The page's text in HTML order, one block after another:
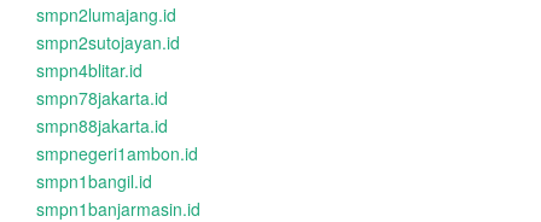
smpn2lumajang.id
smpn2sutojayan.id
smpn4blitar.id
smpn78jakarta.id
smpn88jakarta.id
smpnegeri1ambon.id
smpn1bangil.id
smpn1banjarmasin.id